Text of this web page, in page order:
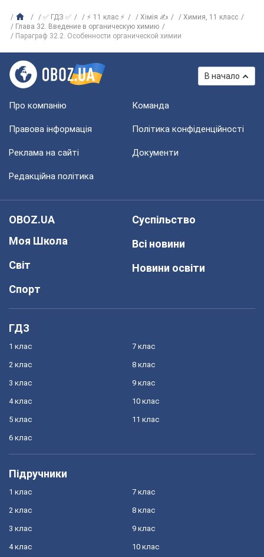
✅ ГДЗ ✅ ⚡ 11 клас ⚡ Хімія ✍
Химия, 11 класс
Глава 32. Введение в органическую химию
Параграф 32.2. Особенности органической химии
В начало
Про компанію Команда
Правова інформація Політика конфіденційності
Реклама на сайті Документи
Редакційна політика
OBOZ.UA
Моя Школа
Світ
Спорт
Суспільство
Всі новини
Новини освіти
ГДЗ
1 клас
2 клас
3 клас
4 клас
5 клас
6 клас
7 клас
8 клас
9 клас
10 клас
11 клас
Підручники
1 клас
2 клас
3 клас
4 клас
7 клас
8 клас
9 клас
10 клас